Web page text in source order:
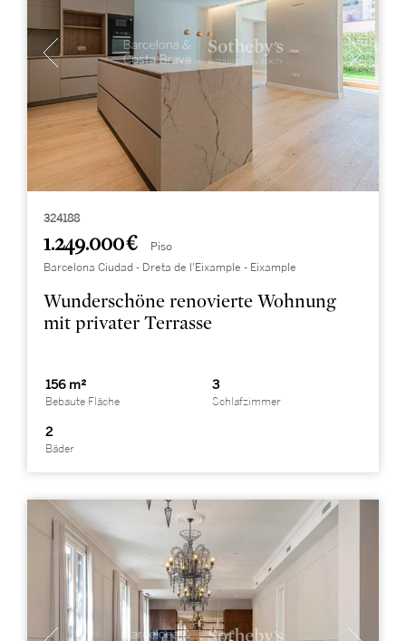
324188
1.249.000 € Piso
Barcelona Ciudad - Dreta de l'Eixample - Eixample
Wunderschöne renovierte Wohnung
mit privater Terrasse
156 m²
Bebaute Fläche
3
Schlafzimmer
2
Bäder